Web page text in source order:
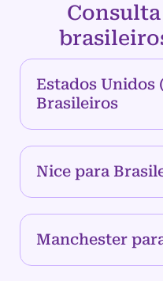
Estados Unidos
Brasileiros
Nice para
Manchester